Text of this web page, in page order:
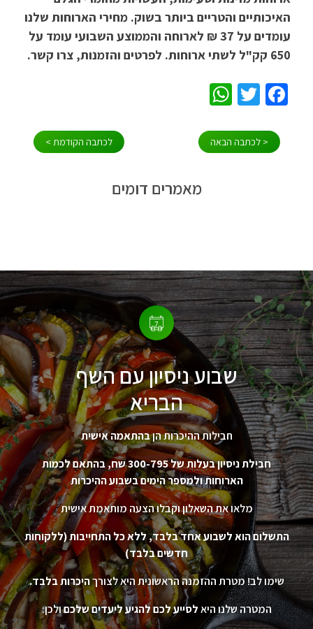
האיכותיים והטריים ביותר בשוק. מחירי הארוחות שלנו
עומדים על 37 ₪ לארוחה והממוצע השבועי עומד על
650 קק"ל לשתי ארוחות. לפרטים והזמנות, צרו קשר.
Facebook
Twitter
ניווט< לכתבה הבאה לכתבה הקודמת >
מאמרים דומים
שבוע ניסיון עם השף
הבריא
חבילות ההיכרות הןבהתאמה אישית
חבילת ניסיון בעלות של 300-795 שח, בהתאם לכמות
הארוחות ולמספר הימים בשבוע ההיכרות
מלאו את השאלון וקבלו הצעה מותאמת אישית
התשלום הוא לשבוע אחד בלבד, ללא כל התחייבות (ללקוחות
חדשים בלבד)
שימו לב! מטרת ההזמנה הראשונית היא לצורךהיכרות בלבד.
המטרה שלנו היאלסייע לכם להגיע ליעדים שלכםולכן: